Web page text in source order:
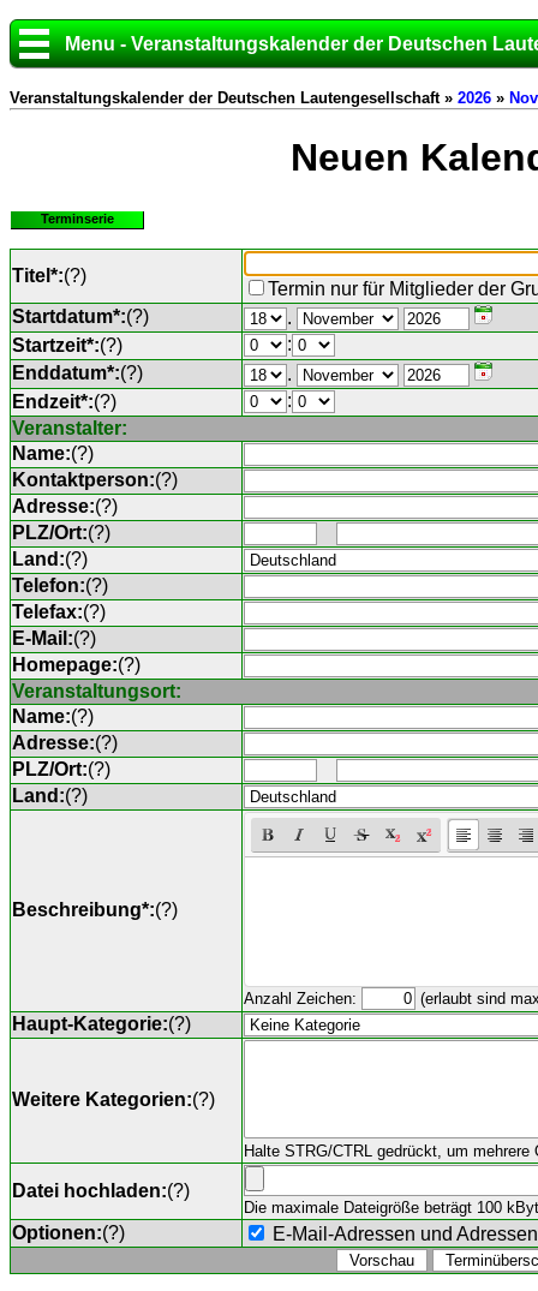
Menu - Veranstaltungskalender der Deutschen
Veranstaltungskalender der Deutschen Lautengesellschaft » 2026 »
Neuen
Terminserie
Titel*:(?)
Termin nur für Mitglieder der
Startdatum*:(?)
.
Startzeit*:(?)
:
Enddatum*:(?)
.
Endzeit*:(?)
:
Veranstalter:
Name:(?)
Kontaktperson:(?)
Adresse:(?)
PLZ/Ort:(?)
Land:(?)
Telefon:(?)
Telefax:(?)
E-Mail:(?)
Homepage:(?)
Veranstaltungsort:
Name:(?)
Adresse:(?)
PLZ/Ort:(?)
Land:(?)
Beschreibung*:(?)
Anzahl Zeichen: (erlaubt sind
Haupt-Kategorie:(?)
Weitere Kategorien:(?)
Halte STRG/CTRL gedrückt, um mehrere
Datei hochladen:(?)
Die maximale Dateigröße beträgt 100
Optionen:(?) E-Mail-Adressen und